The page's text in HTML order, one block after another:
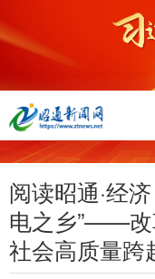
阅读昭通·经
电之乡”——改
社会高质量跨